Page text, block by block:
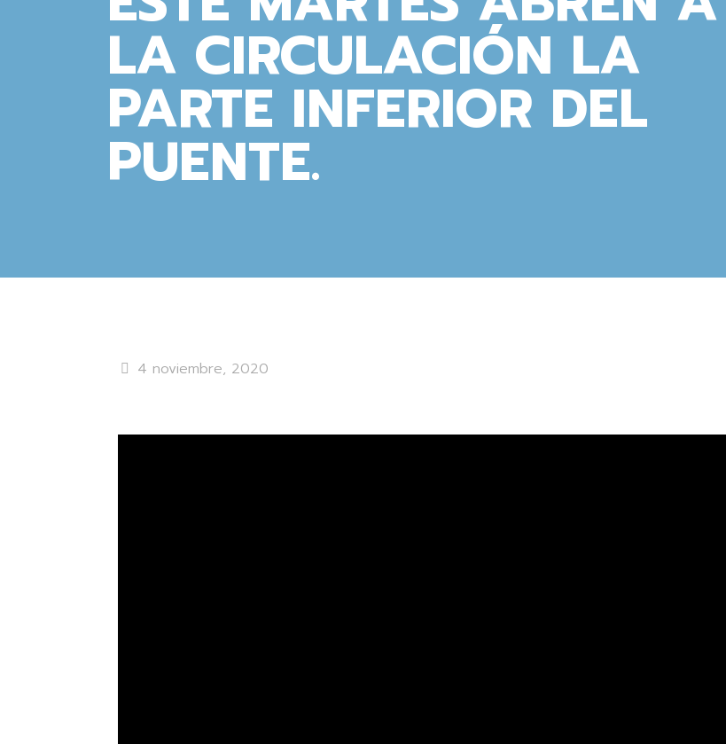
LA CIRCULACIÓN LA
PARTE INFERIOR DEL
PUENTE.
4 noviembre, 2020